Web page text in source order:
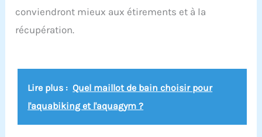
conviendront mieux aux étirements et à la
récupération.
Lire plus : Quel maillot de bain choisir pour
l'aquabiking et l'aquagym ?